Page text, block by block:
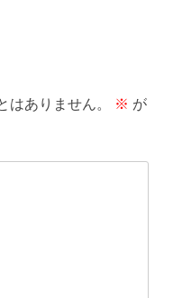
はありません。 ※ が